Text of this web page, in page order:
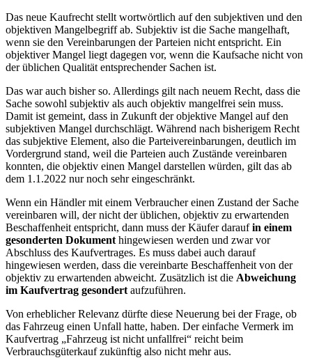
Das neue Kaufrecht stellt wortwörtlich auf den subjektiven und den
objektiven Mangelbegriff ab. Subjektiv ist die Sache mangelhaft,
wenn sie den Vereinbarungen der Parteien nicht entspricht. Ein
objektiver Mangel liegt dagegen vor, wenn die Kaufsache nicht von
der üblichen Qualität entsprechender Sachen ist.
Das war auch bisher so. Allerdings gilt nach neuem Recht, dass die
Sache sowohl subjektiv als auch objektiv mangelfrei sein muss.
Damit ist gemeint, dass in Zukunft der objektive Mangel auf den
subjektiven Mangel durchschlägt. Während nach bisherigem Recht
das subjektive Element, also die Parteivereinbarungen, deutlich im
Vordergrund stand, weil die Parteien auch Zustände vereinbaren
konnten, die objektiv einen Mangel darstellen würden, gilt das ab
dem 1.1.2022 nur noch sehr eingeschränkt.
Wenn ein Händler mit einem Verbraucher einen Zustand der Sache
vereinbaren will, der nicht der üblichen, objektiv zu erwartenden
Beschaffenheit entspricht, dann muss der Käufer daraufin einem
gesonderten Dokument hingewiesen werden und zwar vor
Abschluss des Kaufvertrages. Es muss dabei auch darauf
hingewiesen werden, dass die vereinbarte Beschaffenheit von der
objektiv zu erwartenden abweicht. Zusätzlich ist die Abweichung
im Kaufvertrag gesondert aufzuführen.
Von erheblicher Relevanz dürfte diese Neuerung bei der Frage, ob
das Fahrzeug einen Unfall hatte, haben. Der einfache Vermerk im
Kaufvertrag „Fahrzeug ist nicht unfallfrei“ reicht beim
Verbrauchsgüterkauf zukünftig also nicht mehr aus.